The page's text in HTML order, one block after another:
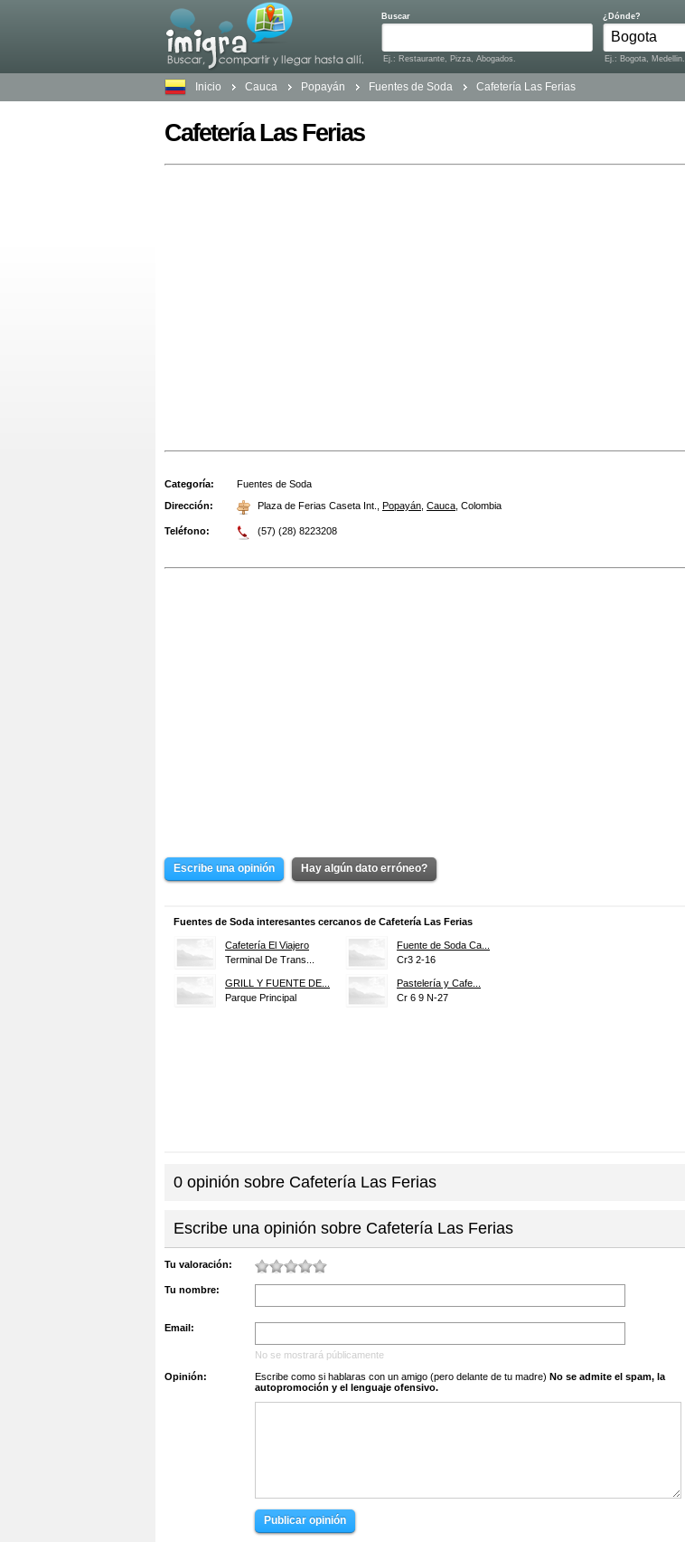
Buscar
Ej.: Restaurante, Pizza, Abogados.
¿Dónde?
Ej.: Bogota, Medellin.
Inicio Cauca Popayán Fuentes de Soda Cafetería Las Ferias
Cafetería Las Ferias
Categoría:
Fuentes de Soda
Dirección:
Plaza de Ferias Caseta Int. Popayán Cauca Colombia
Teléfono: (57) (28) 8223208
Escribe una opinión Hay algún dato erróneo?
Fuentes de Soda interesantes cercanos de Cafetería Las Ferias
Cafetería El Viajero
Terminal De Trans...
Fuente de Soda Ca...
Cr3 2-16
GRILL Y FUENTE DE...
Parque Principal
Pastelería y Cafe...
Cr 6 9 N-27
0 opinión sobre Cafetería Las Ferias
Escribe una opinión sobre Cafetería Las Ferias
Tu valoración:
Tu nombre:
Email:
No se mostrará públicamente
Opinión:
Escribe como si hablaras con un amigo (pero delante de tu madre) No se admite el spam, la
autopromoción y el lenguaje ofensivo.
Publicar opinión